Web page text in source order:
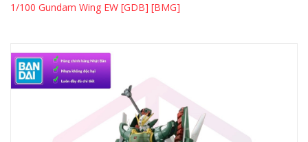
1/100 Gundam Wing EW [GDB] [BMG]